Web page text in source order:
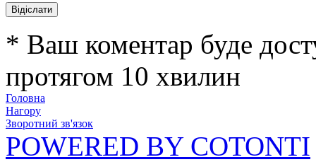
* Ваш коментар буде
протягом 10 хвилин
Головна
Нагору
Зворотний зв'язок
POWERED BY COTONTI